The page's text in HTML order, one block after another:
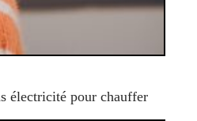
électricité pour chauffer